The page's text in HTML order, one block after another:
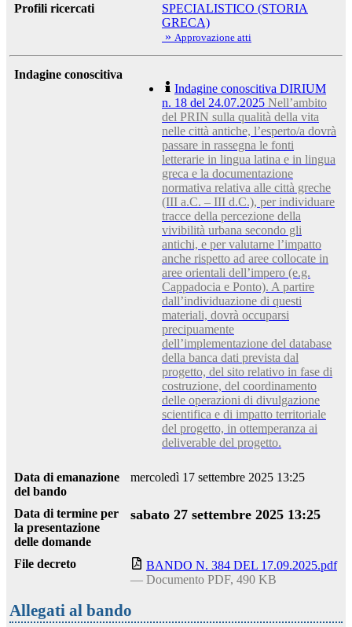
Profili ricercati
SPECIALISTICO (STORIA
GRECA)
» Approvazione atti
Indagine conoscitiva
Indagine conoscitiva DIRIUM
n. 18 del 24.07.2025 Nell’ambito
del PRIN sulla qualità della vita
nelle città antiche, l’esperto/a dovrà
passare in rassegna le fonti
letterarie in lingua latina e in lingua
greca e la documentazione
normativa relativa alle città greche
(III a.C. – III d.C.), per individuare
tracce della percezione della
vivibilità urbana secondo gli
antichi, e per valutarne l’impatto
anche rispetto ad aree collocate in
aree orientali dell’impero (e.g.
Cappadocia e Ponto). A partire
dall’individuazione di questi
materiali, dovrà occuparsi
precipuamente
dell’implementazione del database
della banca dati prevista dal
progetto, del sito relativo in fase di
costruzione, del coordinamento
delle operazioni di divulgazione
scientifica e di impatto territoriale
del progetto, in ottemperanza ai
deliverable del progetto.
Data di emanazione
del bando
mercoledì 17 settembre 2025 13:25
Data di termine per
la presentazione
delle domande
sabato 27 settembre 2025 13:25
File decreto
BANDO N. 384 DEL 17.09.2025.pdf
— Documento PDF, 490 KB
Allegati al bando